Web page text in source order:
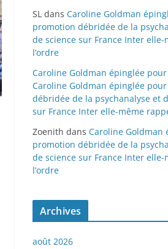
SL dans Caroline Goldman
promotion débridée de la
de science sur France Inter elle-
l’ordre
Caroline Goldman épinglée
Caroline Goldman épinglée
débridée de la psychanalyse et
sur France Inter elle-même
Zoenith dans Caroline Goldman
promotion débridée de la
de science sur France Inter elle-
l’ordre
Archives
août 2026